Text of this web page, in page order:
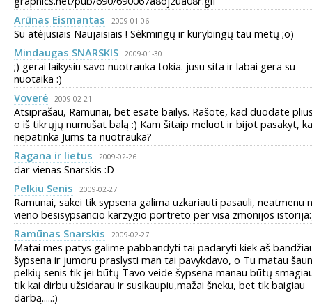
Arūnas Eismantas
2009-01-06
Su atėjusiais Naujaisiais ! Sėkmingų ir kūrybingų tau metų ;o)
Mindaugas SNARSKIS
2009-01-30
;) gerai laikysiu savo nuotrauka tokia. jusu sita ir labai gera su
nuotaika :)
Voverė
2009-02-21
Atsiprašau, Ramūnai, bet esate bailys. Rašote, kad duodate
o iš tikrųjų numušat balą :) Kam šitaip meluot ir bijot pasakyt,
nepatinka Jums ta nuotrauka?
Ragana ir lietus
2009-02-26
dar vienas Snarskis :D
Pelkiu Senis
2009-02-27
Ramunai, sakei tik sypsena galima uzkariauti pasauli, neatmenu
vieno besisypsancio karzygio portreto per visa zmonijos
Ramūnas Snarskis
2009-02-27
Matai mes patys galime pabbandyti tai padaryti kiek aš
šypsena ir jumoru praslysti man tai pavykdavo, o Tu matau
pelkių senis tik jei būtų Tavo veide šypsena manau būtų
tik kai dirbu užsidarau ir susikaupiu,mažai šneku, bet tik baigiau
darbą.....:)